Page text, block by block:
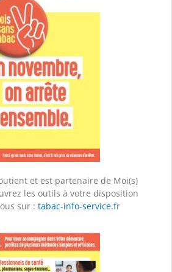
et est partenaire de Moi(s)
les outils à votre disposition
sur : tabac-info-service.fr